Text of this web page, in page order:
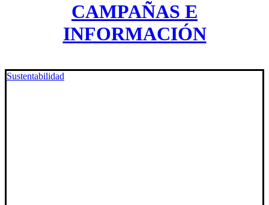
CAMPAÑAS E
INFORMACIÓN
Sustentabilidad